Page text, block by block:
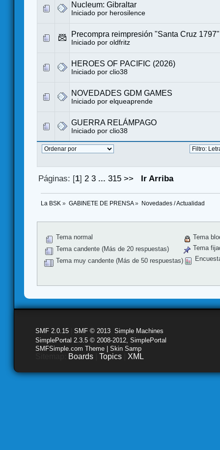
Nucleum: Gibraltar
Iniciado por herosilence
Precompra reimpresión "Santa Cruz 1797"
Iniciado por oldfritz
HEROES OF PACIFIC (2026)
Iniciado por clio38
NOVEDADES GDM GAMES
Iniciado por elqueaprende
GUERRA RELÁMPAGO
Iniciado por clio38
Páginas: [1] 2 3 ...315 >> Ir Arriba
La BSK » GABINETE DE PRENSA» Novedades / Actualidad
Tema normal
Tema candente (Más de 20 respuestas)
Tema muy candente (Más de 50 respuestas)
Tema
Tema
SMF 2.0.15 SMF © 2013 Simple Machines
SimplePortal 2.3.5 © 2008-2012, SimplePortal
SMFSimple.com Theme | Skin Samp
Boards Topics XML